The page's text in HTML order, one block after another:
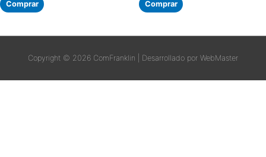
Comprar Comprar
Copyright © 2026 ComFranklin | Desarrollado por WebMaster